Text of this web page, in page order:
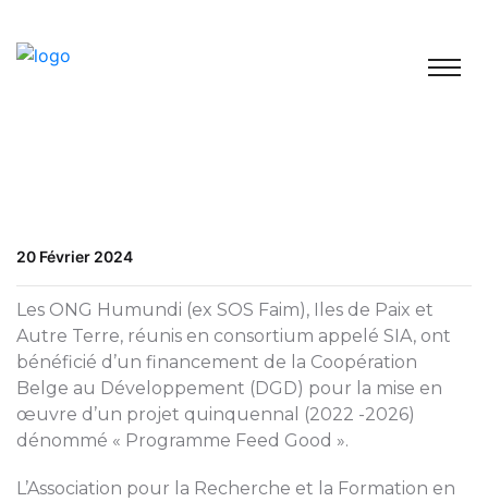
20 Février 2024
Les ONG Humundi (ex SOS Faim), Iles de Paix et
Autre Terre, réunis en consortium appelé SIA, ont
bénéficié d’un financement de la Coopération
Belge au Développement (DGD) pour la mise en
œuvre d’un projet quinquennal (2022 -2026)
dénommé « Programme Feed Good ».
L’Association pour la Recherche et la Formation en